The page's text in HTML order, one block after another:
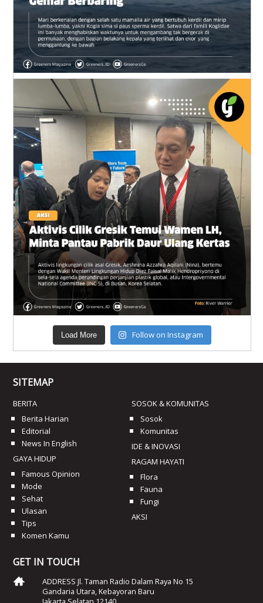
Load More Follow on Instagram
SITEMAP
BERITA
Berita Harian
Editorial
News In English
GAYA HIDUP
Famous Opinion
Mode
Sehat
Ulasan
Tips
Komen Kamu
SOSOK & KOMUNITAS
Sosok
Komunitas
IDE & INOVASI
RAGAM HAYATI
Flora
Fauna
Fungi
AKSI
GET IN TOUCH
ADDRESS Jl. Taman Radio Dalam Raya No 15
Gandaria Utara, Kebayoran Baru